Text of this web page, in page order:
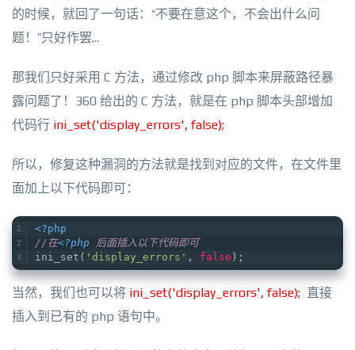
的时候，就回了一句话：“不要在意这个，不会出什么问
题！”只好作罢...
那我们只好采用 C 方法，通过修改 php 脚本来屏蔽路径暴
露问题了！360 给出的 C 方法，就是在 php 脚本头部增加
代码行 ini_set('display_errors', false);
所以，修复这种漏洞的方法就是找到对应的文件，在文件里
面加上以下代码即可：
<?php
//在<?php 后面插入以下代码即可
ini_set( 'display_errors' , false );
当然，我们也可以将 ini_set('display_errors', false); 直接
插入到已有的 php 语句中。